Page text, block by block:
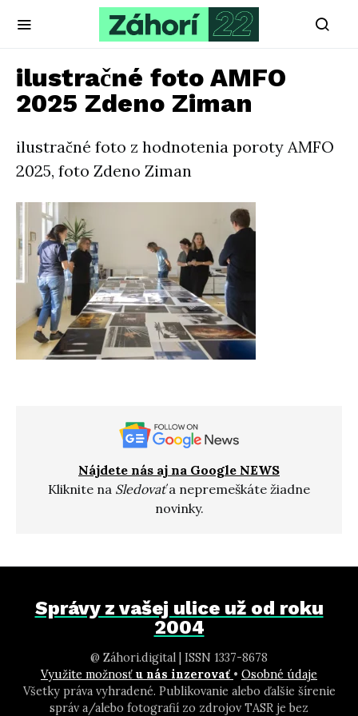
ilustračné foto AMFO
2025 Zdeno Ziman
ilustračné foto z hodnotenia poroty AMFO
2025, foto Zdeno Ziman
Nájdete nás aj na Google NEWS
Kliknite na Sledovaťa nepremeškáte žiadne
novinky.
Správy z vašej ulice už od roku
2004
@ Záhori.digital | ISSN 1337-8678
Využite možnosť u nás inzerovať • Osobné údaje
Všetky práva vyhradené. Publikovanie alebo ďalšie šírenie
správ a/alebo fotografií zo zdrojov TASR je bez